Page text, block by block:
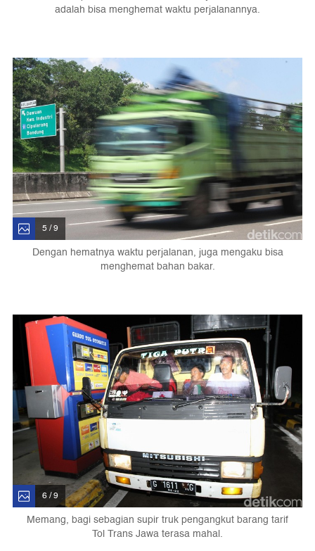
adalah bisa menghemat waktu perjalanannya.
5 / 9
Dengan hematnya waktu perjalanan, juga mengaku bisa
menghemat bahan bakar.
6 / 9
Memang, bagi sebagian supir truk pengangkut barang tarif
Tol Trans Jawa terasa mahal.